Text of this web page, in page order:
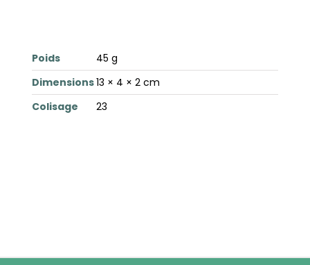
Poids
45 g
Dimensions13 × 4 × 2 cm
Colisage
23